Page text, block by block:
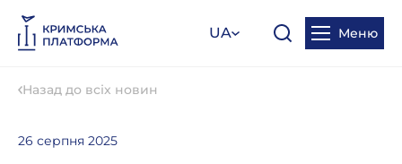
UA Меню
Назад до всіх новин
26 серпня 2025